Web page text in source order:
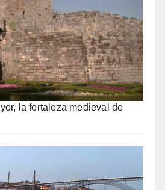
la fortaleza medieval de